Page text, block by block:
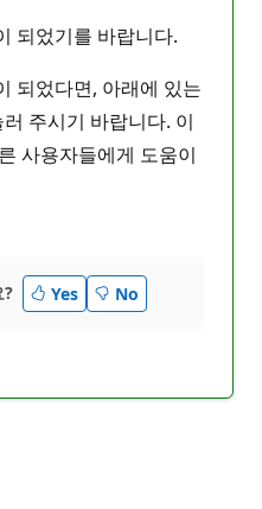
되었기를 바랍니다.
되었다면, 아래에 있는
주시기 바랍니다. 이
사용자들에게 도움이
? Yes No